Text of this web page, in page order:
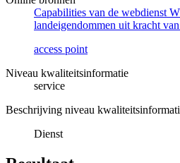
Capabilities van de webdienst
landeigendommen uit kracht
access point
Niveau kwaliteitsinformatie
service
Beschrijving niveau
Dienst